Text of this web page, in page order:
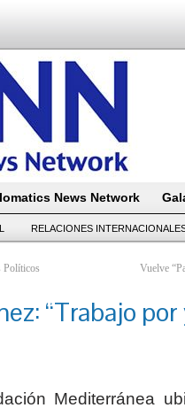
News Network
RELACIONES
Políticos Vuelve
“Trabajo por
Mediterránea